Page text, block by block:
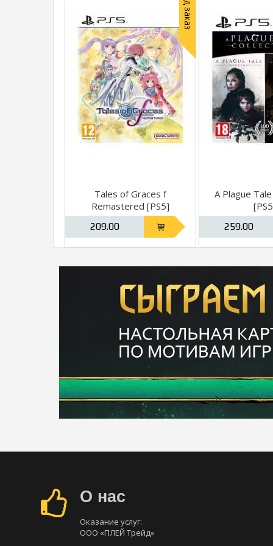
Под заказ
Tales of Graces f
Remastered [PS5]
209.00
A Plague
259.00
О нас
Оказание услуг:
ООО «ПЛЕЙ Трейд»